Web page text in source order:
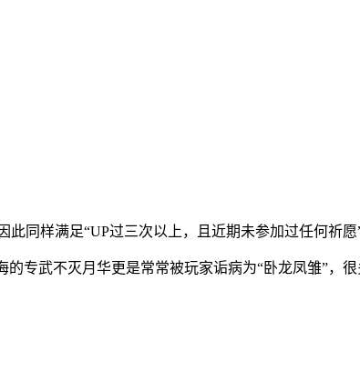
同样满足“UP过三次以上，且近期未参加过任何祈愿
专武不灭月华更是常常被玩家诟病为“卧龙凤雏”，